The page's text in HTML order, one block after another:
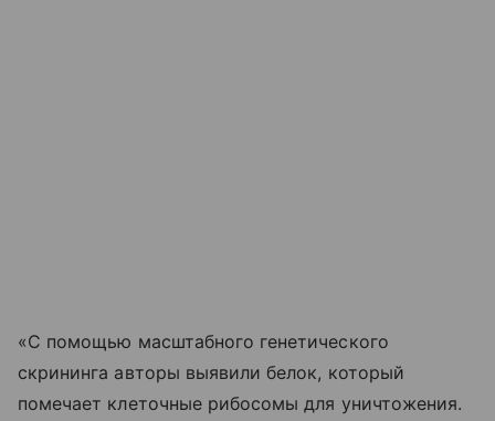
«С помощью масштабного генетического
скрининга авторы выявили белок, который
помечает клеточные рибосомы для уничтожения.